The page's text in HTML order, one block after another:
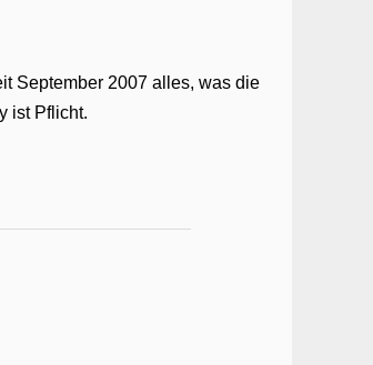
September 2007 alles, was die
ist Pflicht.